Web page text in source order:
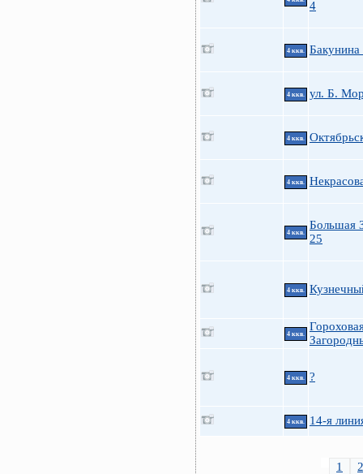
4
4 ккв. Бакунина
4 ккв. ул. Б.
4 ккв.
4 ккв.
4 ккв.
Большая
25
4 ккв.
4 ккв.
4 ккв. ?
4 ккв. 14-я
1 2